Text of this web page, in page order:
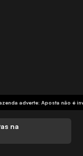
adverte: Aposta não é
na